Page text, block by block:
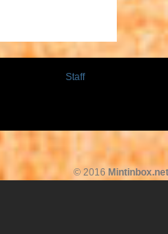
Staff
© 2016 Mintinbox.net